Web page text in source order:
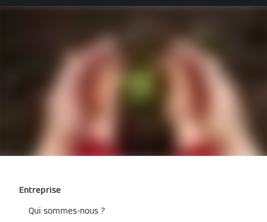
Entreprise
Qui sommes-nous ?